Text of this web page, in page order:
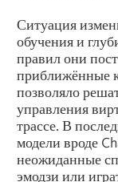
Ситуация
обучения и
правил они
приближённые
позволяло
управления
трассе. В
модели вроде
неожиданные
эмодзи или